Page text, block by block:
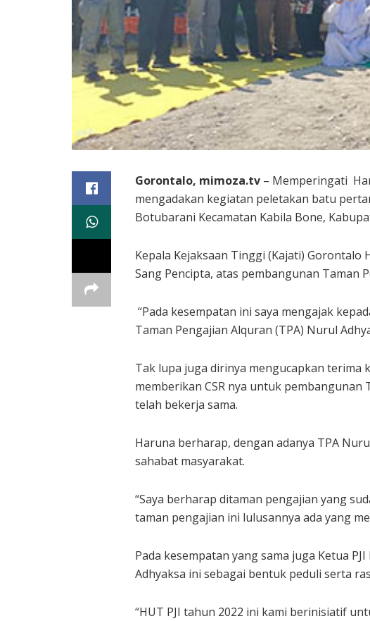
Gorontalo, mimoza.tv – Memperingati
mengadakan kegiatan peletakan batu
Botubarani Kecamatan Kabila Bone,
Kepala Kejaksaan Tinggi (Kajati)
Sang Pencipta, atas pembangunan Taman
“Pada kesempatan ini saya mengajak
Taman Pengajian Alquran (TPA) Nurul
Tak lupa juga dirinya mengucapkan terima
memberikan CSR nya untuk
telah bekerja sama.
Haruna berharap, dengan adanya TPA
sahabat masyarakat.
“Saya berharap ditaman pengajian yang
taman pengajian ini lulusannya ada yang
Pada kesempatan yang sama juga Ketua
Adhyaksa ini sebagai bentuk peduli serta
“HUT PJI tahun 2022 ini kami berinisiatif